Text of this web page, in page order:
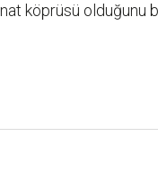
köprüsü olduğunu